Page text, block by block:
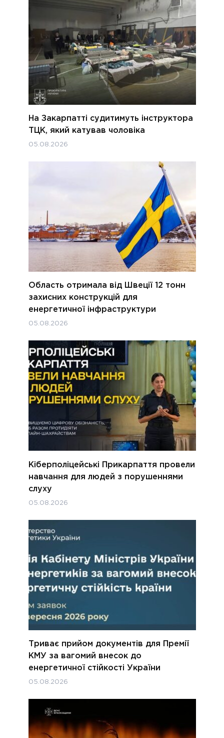
На Закарпатті судитимуть інструктора
ТЦК, який катував чоловіка
05.08.2026
Область отримала від Швеції 12 тонн
захисних конструкцій для
енергетичної інфраструктури
05.08.2026
Кіберполіцейські Прикарпаття провели
навчання для людей з порушеннями
слуху
05.08.2026
Триває прийом документів для Премії
КМУ за вагомий внесок до
енергетичної стійкості України
05.08.2026